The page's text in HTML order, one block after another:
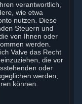
verantwortlich,
wie etwa
nutzen. Diese
Steuern und
von Ihnen oder
werden.
Valve das Recht
die vor
oder
werden,
können.